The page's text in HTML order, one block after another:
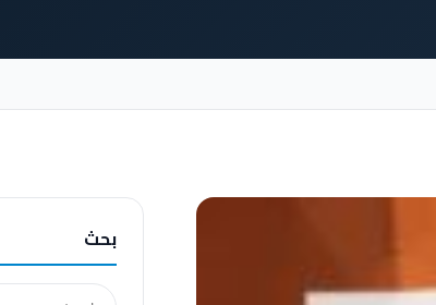
بحث